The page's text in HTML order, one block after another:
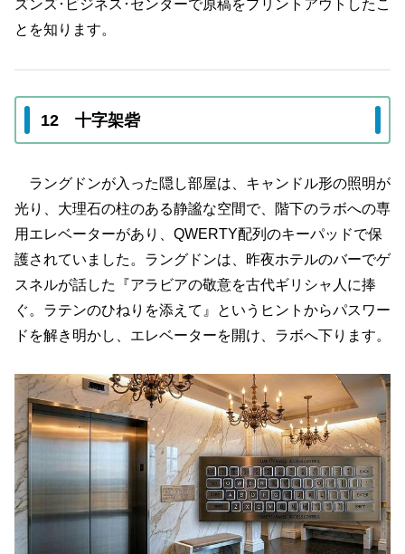
ズンズ･ビジネス･センターで原稿をプリントアウトしたこ
とを知ります。
12 十字架砦
ラングドンが入った隠し部屋は、キャンドル形の照明が
光り、大理石の柱のある静謐な空間で、階下のラボへの専
用エレベーターがあり、QWERTY配列のキーパッドで保
護されていました。ラングドンは、昨夜ホテルのバーでゲ
スネルが話した『アラビアの敬意を古代ギリシャ人に捧
ぐ。ラテンのひねりを添えて』というヒントからパスワー
ドを解き明かし、エレベーターを開け、ラボへ下ります。